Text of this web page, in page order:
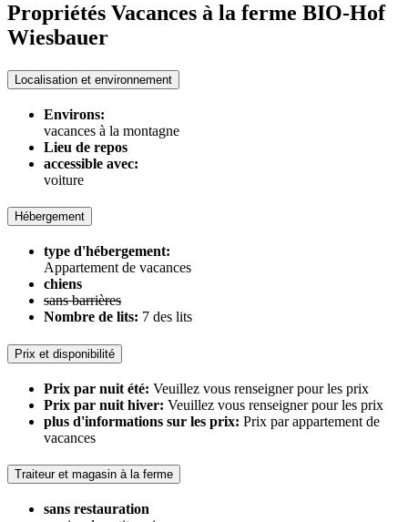
Propriétés Vacances à la ferme BIO-Hof
Wiesbauer
Localisation et environnement
Environs:
vacances à la montagne
Lieu de repos
accessible avec:
voiture
Hébergement
type d'hébergement:
Appartement de vacances
chiens
sans barrières
Nombre de lits: 7 des lits
Prix ​​et disponibilité
Prix ​​par nuit été: Veuillez vous renseigner pour les prix
Prix ​​par nuit hiver: Veuillez vous renseigner pour les prix
plus d'informations sur les prix: Prix ​​par appartement de
vacances
Traiteur et magasin à la ferme
sans restauration